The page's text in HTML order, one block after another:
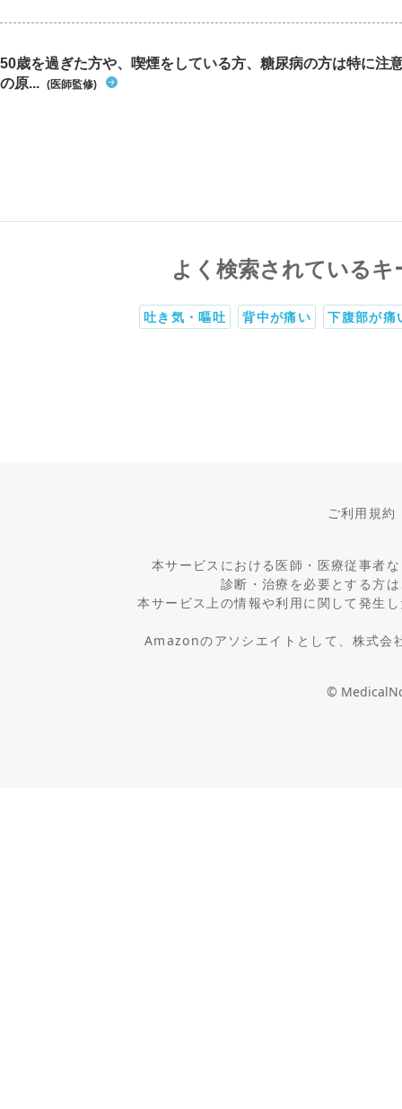
50歳を過ぎた方や、喫煙をしている方、糖尿病の方は特に注
の原... (医師監修)
よく検索されているキ
吐き気・嘔吐 背中が痛い 下腹部が痛
ご利用規約
本サービスにおける医師・医療従事者
診断・治療を必要とする方
本サービス上の情報や利用に関して発生
Amazonのアソシエイトとして、株式会
©